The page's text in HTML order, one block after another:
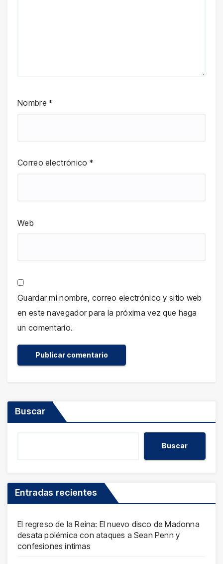
Nombre*
Correo electrónico *
Web
Guardar mi nombre, correo electrónico y sitio web
en este navegador para la próxima vez que haga
un comentario.
Buscar
Buscar
Entradas recientes
El regreso de la Reina: El nuevo disco de Madonna
desata polémica con ataques a Sean Penn y
confesiones íntimas